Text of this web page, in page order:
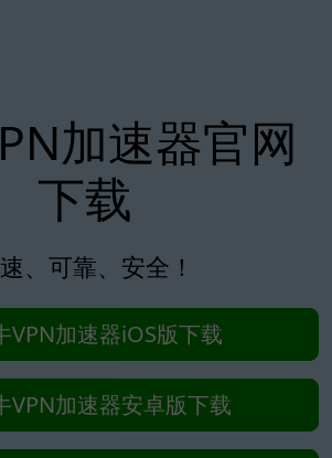
加速器官网
下载
、可靠、安全！
VPN加速器iOS版下载
VPN加速器安卓版下载